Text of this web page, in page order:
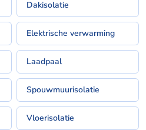
Dakisolatie
Elektrische verwarming
Laadpaal
Spouwmuurisolatie
Vloerisolatie